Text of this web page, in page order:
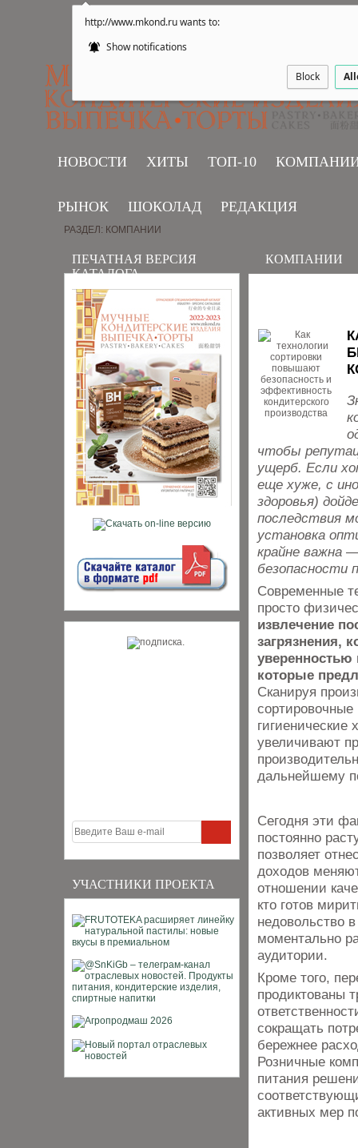
http://www.mkond.ru wants to:
Show notifications
Block
НОВОСТИ ХИТЫ ТОП-10
РЫНОК ШОКОЛАД РЕДАКЦИЯ
ПЕЧАТНАЯ ВЕРСИЯ
КАТАЛОГА
УЧАСТНИКИ ПРОЕКТА
РАЗДЕЛ: КОМПАНИИ
КОМПАНИИ
чтобы
ущерб. Если
еще хуже, с
здоровья)
последствия
установка
крайне важна
безопасности
Современные
просто
извлечение
загрязнения,
которые
Сканируя
увеличивают
дальнейшему
Сегодня эти
постоянно
позволяет
доходов
отношении
кто готов
недовольство
моментально
аудитории.
Кроме того,
продиктованы
сокращать
бережнее
Розничные
питания
активных мер